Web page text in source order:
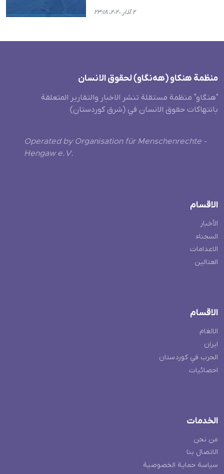
٢ آذار ٢٠٢٠، ٢٣:١٨
منظمة هنکاو (هەنگاو) لحقوق الانسان
"هنگاو" منظمة مستقلة تنشر الاخبار والتقارير المتعلقة
بانتهاكات حقوق الانسان في (شرق كوردستان)
Operated by Organisation für Menschenrechte -
Hengaw e.V.
الاقسام
الأخبار
السجناء
الاعدامات
العتالين
الاقسام
الالغام
ايران
الحرب في كوردستان
احصائيات
الخدمات
من نحن
الاتصال بنا
سياسة حماية الخصوصية